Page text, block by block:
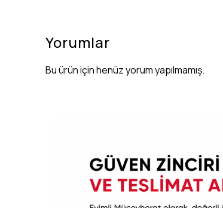
Yorumlar
Bu ürün için henüz yorum yapılmamış.